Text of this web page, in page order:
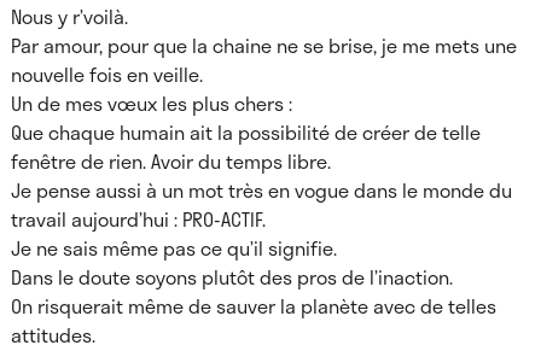
Nous y r’voilà.
Par amour, pour que la chaine ne se brise, je me mets une
nouvelle fois en veille.
Un de mes vœux les plus chers :
Que chaque humain ait la possibilité de créer de telle
fenêtre de rien. Avoir du temps libre.
Je pense aussi à un mot très en vogue dans le monde du
travail aujourd’hui : PRO-ACTIF.
Je ne sais même pas ce qu’il signifie.
Dans le doute soyons plutôt des pros de l’inaction.
On risquerait même de sauver la planète avec de telles
attitudes.